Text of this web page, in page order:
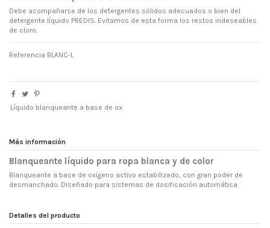
Debe acompañarse de los detergentes sólidos adecuados o bien del
detergente líquido PREDIS. Evitamos de esta forma los restos indeseables
de cloro.
Referencia BLANC-L
Líquido blanqueante a base de ox
Más información
Blanqueante líquido para ropa blanca y de color
Blanqueante a base de oxígeno activo estabilizado, con gran poder de
desmanchado. Diseñado para sistemas de dosificación automática.
Detalles del producto